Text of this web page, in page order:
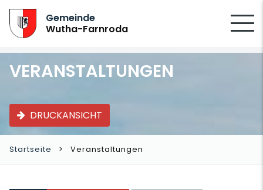
Gemeinde
Wutha-Farnroda
VERANSTALTUNGEN
DRUCKANSICHT
Startseite Veranstaltungen